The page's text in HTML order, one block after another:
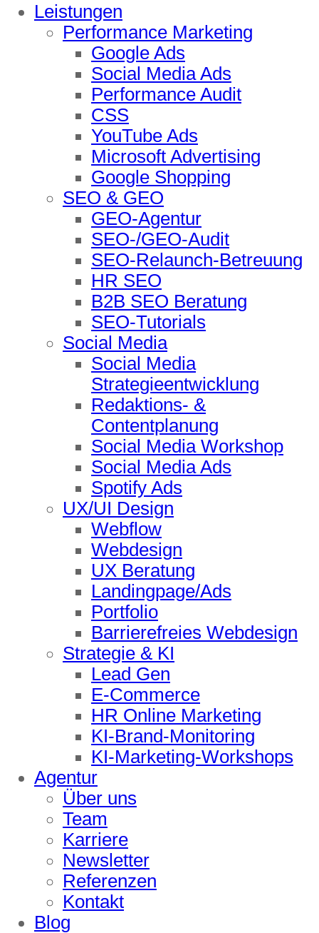
Leistungen
Performance Marketing
Google Ads
Social Media Ads
Performance Audit
CSS
YouTube Ads
Microsoft Advertising
Google Shopping
SEO & GEO
GEO-Agentur
SEO-/GEO-Audit
SEO-Relaunch-Betreuung
HR SEO
B2B SEO Beratung
SEO-Tutorials
Social Media
Social Media
Strategieentwicklung
Redaktions- &
Contentplanung
Social Media Workshop
Social Media Ads
Spotify Ads
UX/UI Design
Webflow
Webdesign
UX Beratung
Landingpage/Ads
Portfolio
Barrierefreies Webdesign
Strategie & KI
Lead Gen
E-Commerce
HR Online Marketing
KI-Brand-Monitoring
KI-Marketing-Workshops
Agentur
Über uns
Team
Karriere
Newsletter
Referenzen
Kontakt
Blog